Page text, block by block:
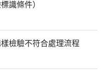
識條件）
檢驗不符合處理流程